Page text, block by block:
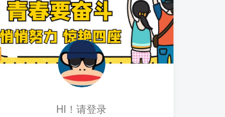
1 居家拍视频 苹果手动采
集项目 第一人称视角手部操
作视频采集 一天收入轻松百
元起8小时前 890
2 向日葵拉新接码平台，一
个号码可撸120+，号码多的
翻倍
5天前
最新海外僵尸防御之战游
HI！请登录